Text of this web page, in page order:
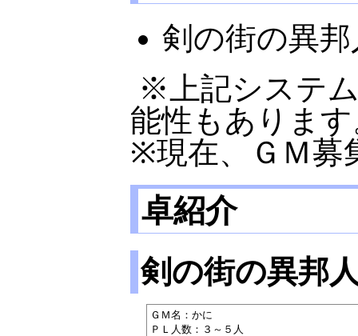
剣の街の異
※上記システ
能性もありま
※現在、ＧＭ募
卓紹介
剣の街の異邦
ＧＭ名：かに
ＰＬ人数：３～５人